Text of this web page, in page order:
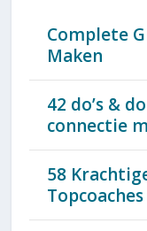
Complete
Maken
42 do’s &
connectie
58